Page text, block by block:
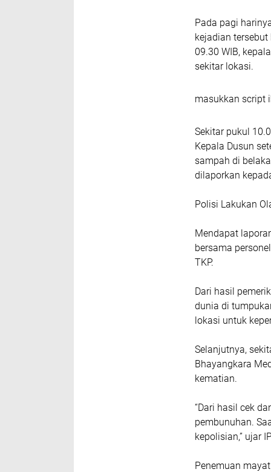
Pada pagi
kejadian tersebut
09.30 WIB,
sekitar lokasi.
masukkan script
Sekitar pukul
Kepala Dusun
sampah di
dilaporkan
Polisi Lakukan
Mendapat
bersama
TKP.
Dari hasil
dunia di
lokasi untuk
Selanjutnya,
Bhayangkara
kematian.
“Dari hasil cek
pembunuhan.
kepolisian,” ujar
Penemuan